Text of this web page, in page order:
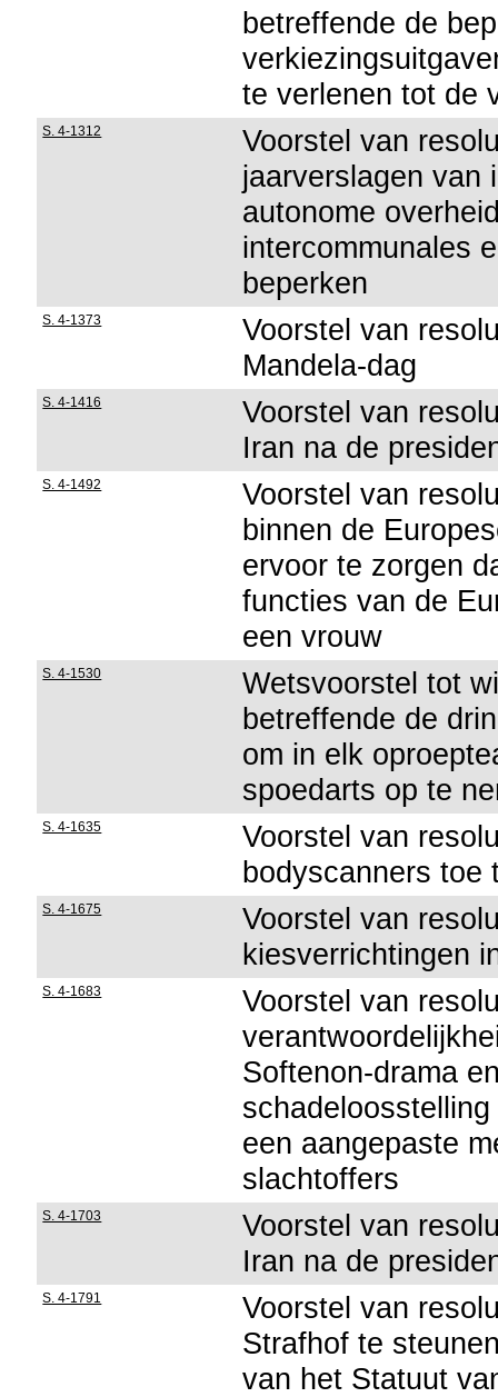
betreffende de
te verlenen tot de
S. 4-1312
Voorstel van
jaarverslagen van
autonome
intercommunales
beperken
S. 4-1373
Voorstel van
Mandela-dag
S. 4-1416
Voorstel van
Iran na de
S. 4-1492
Voorstel van
binnen de
ervoor te zorgen
functies van de
een vrouw
S. 4-1530
Wetsvoorstel tot
betreffende de
om in elk
spoedarts op te
S. 4-1635
Voorstel van
bodyscanners toe
S. 4-1675
Voorstel van
kiesverrichtingen
S. 4-1683
Voorstel van
Softenon-drama
een aangepaste
slachtoffers
S. 4-1703
Voorstel van
Iran na de
S. 4-1791
Voorstel van
Strafhof te
van het Statuut